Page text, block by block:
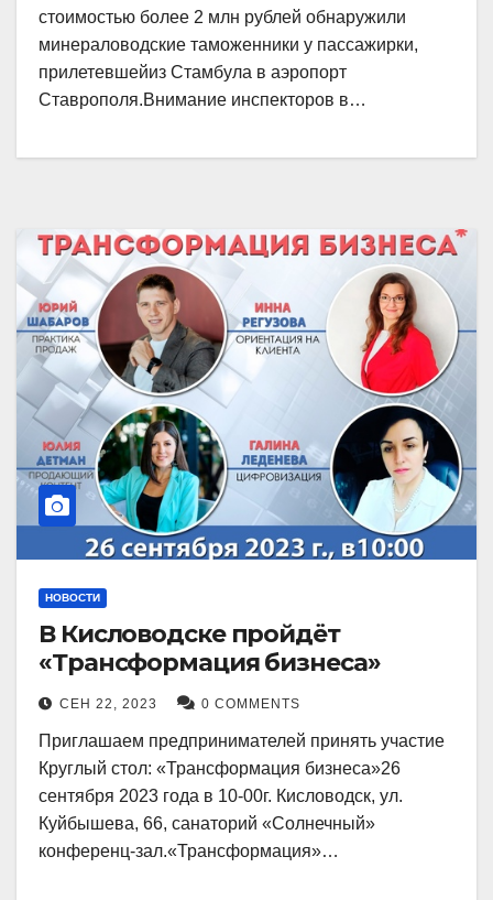
стоимостью более 2 млн рублей обнаружили
минераловодские таможенники у пассажирки,
прилетевшейиз Стамбула в аэропорт
Ставрополя.Внимание инспекторов в…
НОВОСТИ
В Кисловодске пройдёт
«Трансформация бизнеса»
СЕН 22, 2023 0 COMMENTS
Приглашаем предпринимателей принять участие
Круглый стол: «Трансформация бизнеса»26
сентября 2023 года в 10-00г. Кисловодск, ул.
Куйбышева, 66, санаторий «Солнечный»
конференц-зал.«Трансформация»…